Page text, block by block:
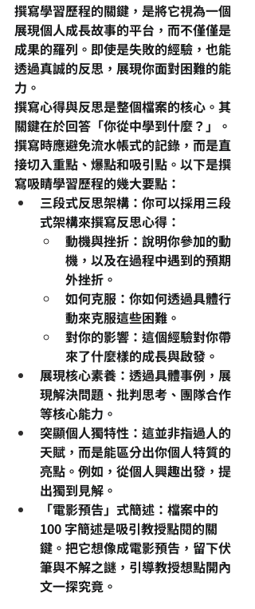
撰寫學習歷程的關鍵，是將它視為一個
展現個人成長故事的平台，而不僅僅是
成果的羅列。即使是失敗的經驗，也能
透過真誠的反思，展現你面對困難的能
力。
撰寫心得與反思是整個檔案的核心。其
關鍵在於回答「你從中學到什麼？」。
撰寫時應避免流水帳式的記錄，而是直
接切入重點、爆點和吸引點。以下是撰
寫吸睛學習歷程的幾大要點：
三段式反思架構 ：你可以採用三段
式架構來撰寫反思心得：
動機與挫折 ：說明你參加的動
機，以及在過程中遇到的預期
外挫折。
如何克服 ：你如何透過具體行
動來克服這些困難。
對你的影響 ：這個經驗對你帶
來了什麼樣的成長與啟發。
展現核心素養 ：透過具體事例，展
現解決問題、批判思考、團隊合作
等核心能力。
突顯個人獨特性 ：這並非指過人的
天賦，而是能區分出你個人特質的
亮點。例如，從個人興趣出發，提
出獨到見解。
「電影預告」式簡述 ：檔案中的
100 字簡述是吸引教授點閱的關
鍵。把它想像成電影預告，留下伏
筆與不解之謎，引導教授想點開內
文一探究竟。